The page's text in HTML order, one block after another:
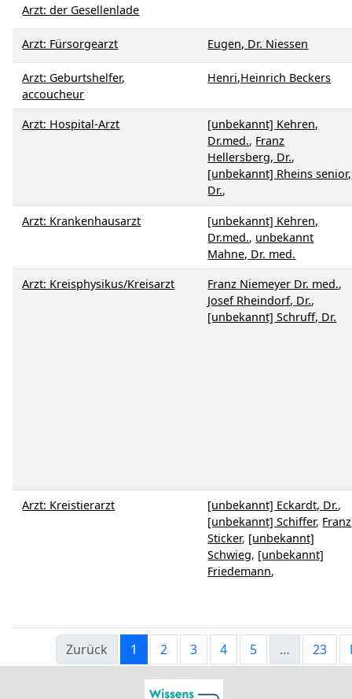
Arzt: der Gesellenlade
Arzt: Fürsorgearzt Eugen, Dr. Niessen
Arzt: Geburtshelfer,
accoucheur
Henri,Heinrich Beckers
Arzt: Hospital-Arzt
[unbekannt] Kehren,
Dr.med., Franz
Hellersberg, Dr.,
[unbekannt] Rheins senior,
Dr.,
Arzt: Krankenhausarzt
[unbekannt] Kehren,
Dr.med., unbekannt
Mahne, Dr. med.
Arzt: Kreisphysikus/Kreisarzt
Franz Niemeyer Dr. med.,
Josef Rheindorf, Dr.,
[unbekannt] Schruff, Dr.
Arzt: Kreistierarzt [unbekannt] Eckardt, Dr.,
[unbekannt] Schiffer, Franz
Sticker, [unbekannt]
Schwieg, [unbekannt]
Friedemann,
Zurück 1 2 3 4 5 … 23